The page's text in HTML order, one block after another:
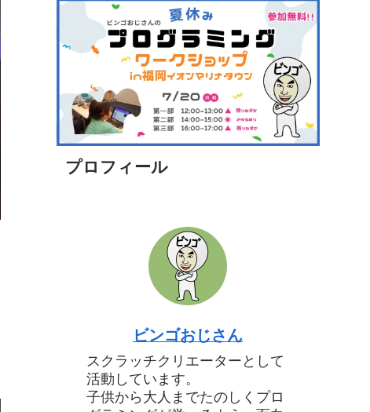
プロフィール
ビンゴおじさん
スクラッチクリエーターとして
活動しています。
子供から大人までたのしくプロ